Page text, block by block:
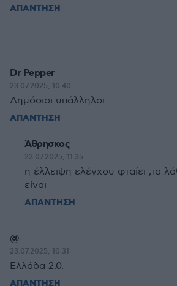
ΑΠΑΝΤΗΣΗ
Dr Pepper
23.07.2025, 10:40
Δημόσιοι υπάλληλοι.....
ΑΠΑΝΤΗΣΗ
Άθρησκος
23.07.2025, 11:35
η έλλειψη ελέγχου φταίει ,τα
είναι
ΑΠΑΝΤΗΣΗ
@
23.07.2025, 10:31
Ελλάδα 2.0.
ΑΠΑΝΤΗΣΗ